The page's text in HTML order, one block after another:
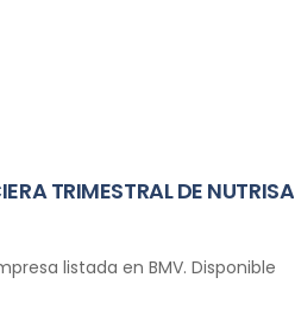
TRIMESTRAL DE NUTRISA
listada en BMV. Disponible